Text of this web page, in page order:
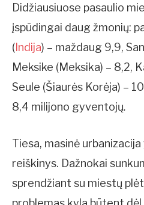
Didžiausiuose pasaulio
įspūdingai daug žmonių:
( Indija) – maždaug 9,9,
Meksike (Meksika) – 8,2,
Seule (Šiaurės Korėja) –
8,4 milijono gyventojų.
Tiesa, masinė
reiškinys. Dažnokai
sprendžiant su miestų